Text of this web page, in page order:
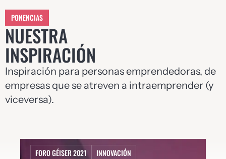
PONENCIAS
NUESTRA
INSPIRACIÓN
Inspiración para personas emprendedoras, de
empresas que se atreven a intraemprender (y
viceversa).
FORO GÉISER 2021 INNOVACIÓN